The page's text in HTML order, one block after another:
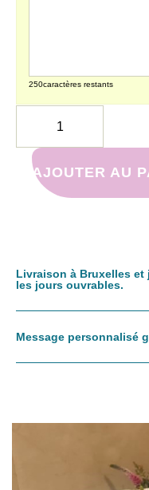
250caractères restants
AJOUTER AU
Livraison à Bruxelles et
les jours ouvrables.
Message personnalisé